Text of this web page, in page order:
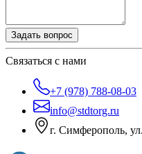
Задать вопрос
Связаться с нами
+7 (978) 788-08-03
info@stdtorg.ru
г. Симферополь,